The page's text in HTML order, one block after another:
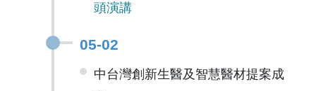
頭演講
05-02
中台灣創新生醫及智慧醫材提案成